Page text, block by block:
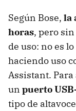
Según Bose, la
horas, pero
de uso: no es
haciendo uso
Assistant.
un puerto
tipo de